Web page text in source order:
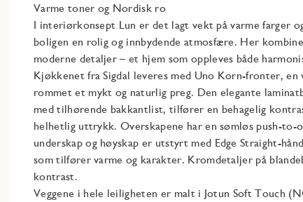
Varme toner og Nordisk ro​
I interiørkonsept Lun er det lagt vekt på varme farger
boligen en rolig og innbydende atmosfære. Her
moderne detaljer – et hjem som oppleves både
Kjøkkenet fra Sigdal leveres med Uno Korn-fronter, en
rommet et mykt og naturlig preg. Den elegante
med tilhørende bakkantlist, tilfører en behagelig
helhetlig uttrykk. Overskapene har en sømløs push-to-
underskap og høyskap er utstyrt med Edge Straight-
som tilfører varme og karakter. Kromdetaljer på
kontrast. ​
Veggene i hele leiligheten er malt i Jotun Soft Touch